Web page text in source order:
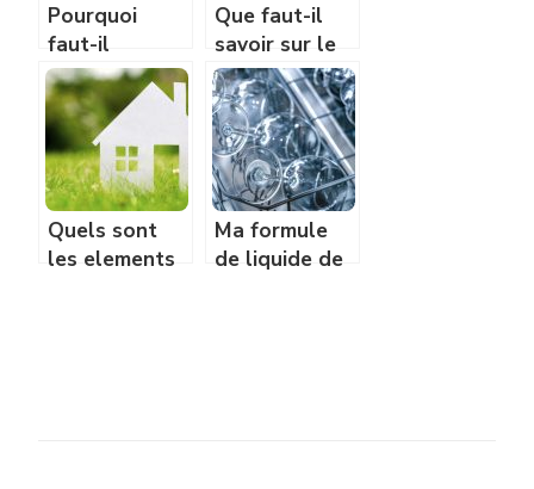
Pourquoi
faut-il
protéger les
forêts?
Que faut-il
savoir sur le
bee wrap ?
Quels sont
les elements
Ma formule
de liquide de